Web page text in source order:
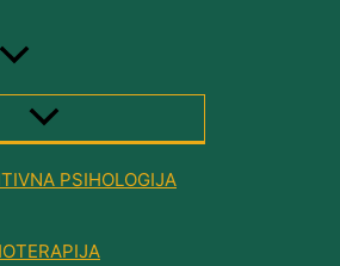
MENU
TOGGLE
PSIHOLOGIJA